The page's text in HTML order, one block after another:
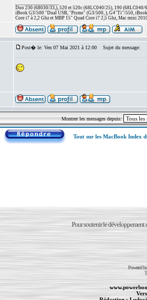
Duo 230 (68030/33,), 520 et 520c (68LC040/25), 190 (68LC040/
iBook G3/500 "Dual USB, "Pismo" (G3/500, ), G4"Ti"/550,
Core i7 à 2,2 Ghz et MBP 15" Quad Core i7 2,5 Ghz, Mac mini
Post� le: Ven 07 Mai 2021 à 12:00 Sujet du message:
Montrer les messages depuis:
Tout sur les MacBook Index
Pour soutenir le développement
Powered